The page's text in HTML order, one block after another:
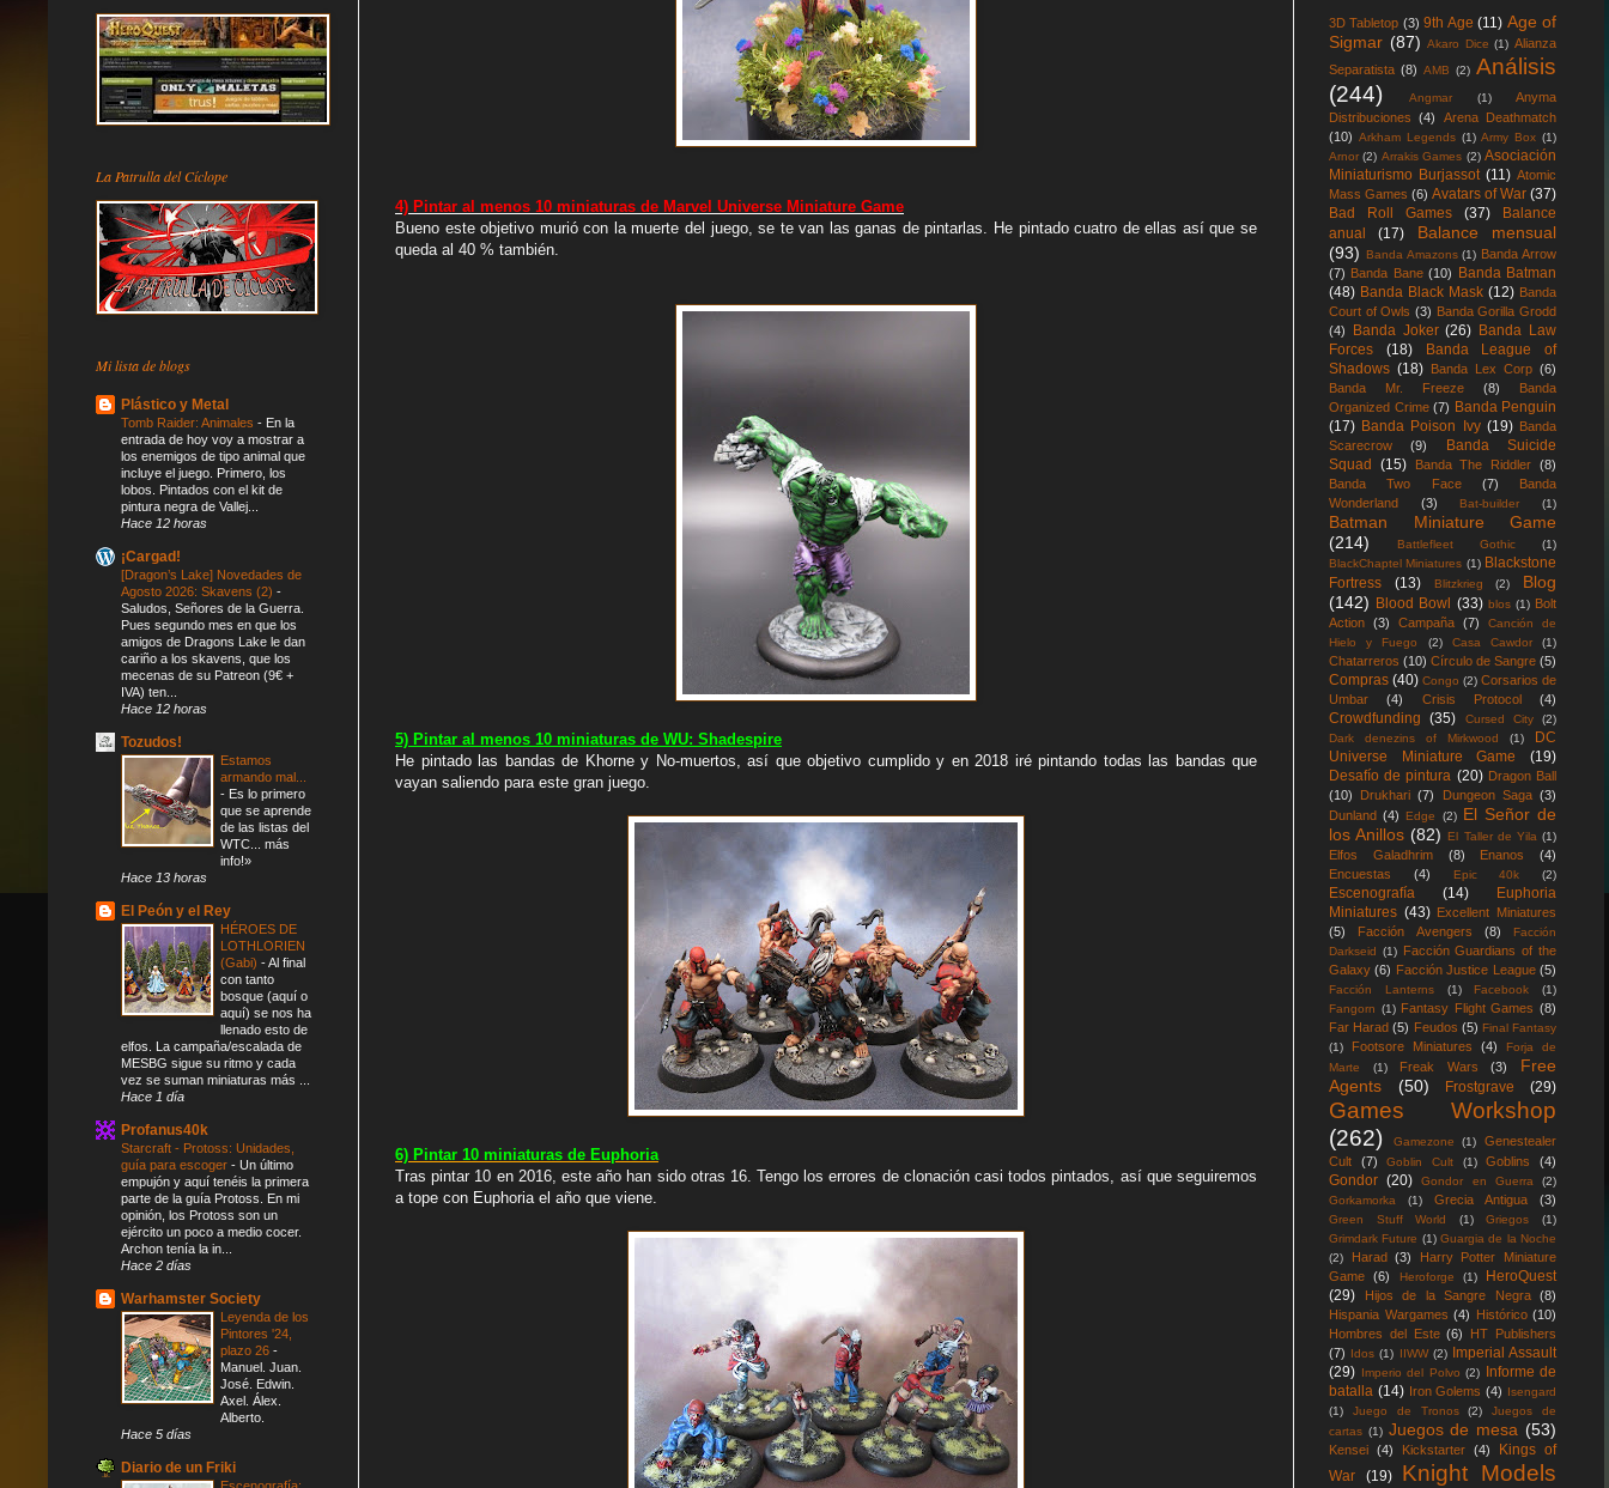
4) Pintar al menos 10 miniaturas de Marvel Universe Miniature Game
Bueno este objetivo murió con la muerte del juego, se te van las ganas de pintarlas. He pintado cuatro de ellas así que se
queda al 40 % también.
5) Pintar al menos 10 miniaturas de WU: Shadespire
He pintado las bandas de Khorne y No-muertos, así que objetivo cumplido y en 2018 iré pintando todas las bandas que
vayan saliendo para este gran juego.
6) Pintar 10 miniaturas de Euphoria
Tras pintar 10 en 2016, este año han sido otras 16. Tengo los errores de clonación casi todos pintados, así que seguiremos
a tope con Euphoria el año que viene.
La Patrulla del Cíclope
Mi lista de blogs
Plástico y Metal
Tomb Raider: Animales - En la
entrada de hoy voy a mostrar a
los enemigos de tipo animal que
incluye el juego. Primero, los
lobos. Pintados con el kit de
pintura negra de Vallej...
Hace 12 horas
¡Cargad!
[Dragon’s Lake] Novedades de
Agosto 2026: Skavens (2) -
Saludos, Señores de la Guerra.
Pues segundo mes en que los
amigos de Dragons Lake le dan
cariño a los skavens, que los
mecenas de su Patreon (9€ +
IVA) ten...
Hace 12 horas
Tozudos!
Estamos
armando mal...
- Es lo primero
que se aprende
de las listas del
WTC... más
info!»
Hace 13 horas
El Peón y el Rey
HÉROES DE
LOTHLORIEN
(Gabi) -Al final
con tanto
bosque (aquí o
aquí) se nos ha
llenado esto de
elfos. La campaña/escalada de
MESBG sigue su ritmo y cada
vez se suman miniaturas más ...
Hace 1 día
Profanus40k
Starcraft - Protoss: Unidades,
guía para escoger - Un último
empujón y aquí tenéis la primera
parte de la guía Protoss. En mi
opinión, los Protoss son un
ejército un poco a medio cocer.
Archon tenía la in...
Hace 2 días
Warhamster Society
Leyenda de los
Pintores '24,
plazo 26 -
Manuel. Juan.
José. Edwin.
Axel. Álex.
Alberto.
Hace 5 días
Diario de un Friki
3D Tabletop (3) 9th Age (11) Age of
Sigmar (87) Akaro Dice (1) Alianza
Separatista (8) AMB (2) Análisis
(244)
Angmar (1)
Anyma
Distribuciones
(4)
Arena Deathmatch
(10) Arkham Legends (1) Army Box (1)
Arnor (2) Arrakis Games (2) Asociación
Miniaturismo Burjassot (11) Atomic
Mass Games (6) Avatars of War (37)
Bad Roll Games
(37)
Balance
anual
(17)
Balance mensual
(93)
Banda Amazons (1) Banda Arrow
(7) Banda Bane (10)
Banda Batman
(48) Banda Black Mask (12) Banda
Court of Owls (3) Banda Gorilla Grodd
(4)
Banda Joker (26) Banda Law
Forces
(18)
Banda League of
Shadows (18) Banda Lex Corp (6)
Banda Mr. Freeze
(8)
Banda
Organized Crime (7) Banda Penguin
(17) Banda Poison Ivy (19) Banda
Scarecrow
(9)
Banda Suicide
Squad
(15) Banda The Riddler (8)
Banda Two Face
(7)
Banda
Wonderland
(3) Bat-builder (1)
Batman Miniature Game
(214)
Battlefleet Gothic
(1)
BlackChaptel Miniatures (1) Blackstone
Fortress
(13) Blitzkrieg (2)
Blog
(142) Blood Bowl (33) blos (1) Bolt
Action (3) Campaña (7)
Canción de
Hielo y Fuego
(2) Casa Cawdor (1)
Chatarreros (10) Círculo de Sangre (5)
Compras (40) Congo (2) Corsarios de
Umbar
(4) Crisis Protocol (4)
Crowdfunding (35) Cursed City
(2)
Dark denezins of Mirkwood
(1)
DC
Universe Miniature Game
(19)
Desafío de pintura (20) Dragon Ball
(10)
Drukhari (7) Dungeon Saga (3)
Dunland (4) Edge (2) El Señor de
los Anillos (82) El Taller de Yila (1)
Elfos Galadhrim (8) Enanos
(4)
Encuestas
(4) Epic 40k (2)
Escenografía (14)
Euphoria
Miniatures (43) Excellent Miniatures
(5)
Facción Avengers (8)
Facción
Darkseid (1) Facción Guardians of the
Galaxy (6) Facción Justice League (5)
Facción Lanterns (1) Facebook
(1)
Fangorn (1) Fantasy Flight Games (8)
Far Harad (5) Feudos (5) Final Fantasy
(1)
Footsore Miniatures (4)
Forja de
Marte
(1) Freak Wars (3)
Free
Agents
(50) Frostgrave (29)
Games Workshop
(262)
Gamezone (1)
Genestealer
Cult
(7) Goblin Cult (1) Goblins (4)
Gondor (20) Gondor en Guerra
(2)
Gorkamorka
(1) Grecia Antigua (3)
Green Stuff World (1) Griegos
(1)
Grimdark Future (1) Guargia de la Noche
(2)
Harad (3)
Harry Potter Miniature
Game
(6) Heroforge (1)
HeroQuest
(29)
Hijos de la Sangre Negra
(8)
Hispania Wargames (4) Histórico (10)
Hombres del Este (6)
HT Publishers
(7) Idos (1) IIWW (2)
Imperial Assault
(29) Imperio del Polvo (2)
Informe de
batalla (14) Iron Golems (4) Isengard
(1)
Juego de Tronos (2)
Juegos de
cartas (1) Juegos de mesa (53)
Kensei (4) Kickstarter (4)
Kings of
War
(19) Knight Models